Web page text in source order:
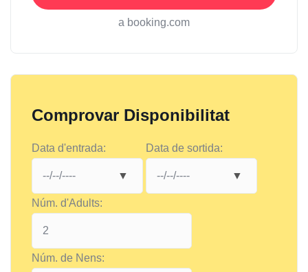
a booking.com
Comprovar Disponibilitat
Data d'entrada: Data de sortida:
Núm. d'Adults:
Núm. de Nens: